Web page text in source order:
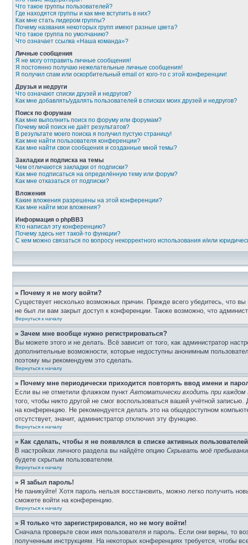
Что такое группы пользователей?
Где находятся группы и как мне вступить в них?
Как мне стать лидером группы?
Почему названия некоторых групп имеют разные цвета?
Что такое группа по умолчанию?
Что означает ссылка «Наша команда»?
Личные сообщения
Я не могу отправить личные сообщения!
Я постоянно получаю нежелательные личные сообщения!
Я получил спам или оскорбительный email от кого-то с этой конференции!
Друзья и недруги
Что означают списки друзей и недругов?
Как мне добавлять/удалять пользователей в списках моих друзей и недругов?
Поиск по форумам
Как мне выполнить поиск по форуму или форумам?
Почему мой поиск не даёт результатов?
В результате моего поиска я получил пустую страницу!
Как мне найти пользователя конференции?
Как мне найти свои сообщения и созданные мной темы?
Закладки и подписка на темы
Чем отличаются закладки от подписки?
Как мне подписаться на определённую тему или форум?
Как мне отказаться от подписки?
Вложения
Какие вложения разрешены на этой конференции?
Как мне найти мои вложения?
Информация о phpBB3
Кто написал эту конференцию?
Почему здесь нет такой-то функции?
С кем можно связаться по вопросу некорректного использования и/или
» Почему я не могу войти?
Существует несколько возможных причин. Прежде всего убедитесь, что
не был ли вам закрыт доступ к конференции. Также возможно, что
Вернуться к началу
» Зачем мне вообще нужно регистрироваться?
Вы можете этого и не делать. Всё зависит от того, как администратор
дополнительные возможности, которые недоступны анонимным
поэтому мы рекомендуем это сделать.
Вернуться к началу
» Почему мне периодически приходится повторять ввод имени и
Если вы не отметили флажком пунктАвтоматически входить при каждом
того, чтобы никто другой не смог воспользоваться вашей учётной
на конференцию. Не рекомендуется делать это на общедоступном
отсутствует, значит, администратор отключил эту функцию.
Вернуться к началу
» Как сделать, чтобы я не появлялся в списке активных
В настройках личного раздела вы найдёте опцию Скрывать моё
будете скрытым пользователем.
Вернуться к началу
» Я забыл пароль!
Не паникуйте! Хотя пароль нельзя восстановить, можно легко получить
сможете войти на конференцию.
Вернуться к началу
» Я только что зарегистрировался, но не могу войти!
Сначала проверьте свои имя пользователя и пароль. Если они верны, то
полученным инструкциям. На некоторых конференциях требуется, чтобы